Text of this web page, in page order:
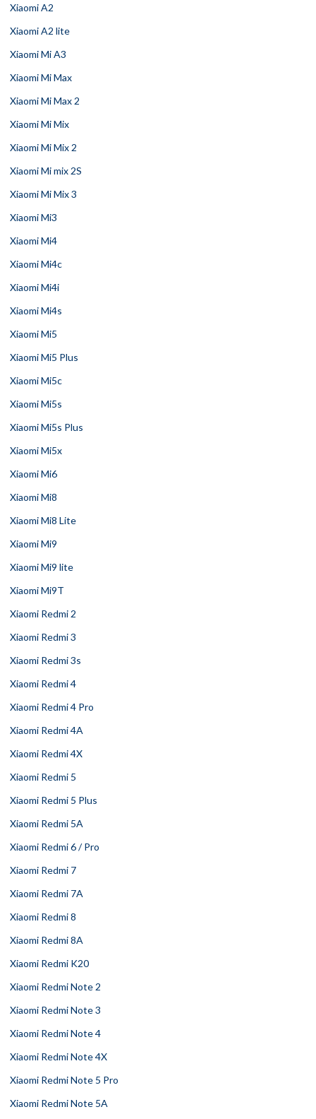
Xiaomi A2
Xiaomi A2 lite
Xiaomi Mi A3
Xiaomi Mi Max
Xiaomi Mi Max 2
Xiaomi Mi Mix
Xiaomi Mi Mix 2
Xiaomi Mi mix 2S
Xiaomi Mi Mix 3
Xiaomi Mi3
Xiaomi Mi4
Xiaomi Mi4c
Xiaomi Mi4i
Xiaomi Mi4s
Xiaomi Mi5
Xiaomi Mi5 Plus
Xiaomi Mi5c
Xiaomi Mi5s
Xiaomi Mi5s Plus
Xiaomi Mi5x
Xiaomi Mi6
Xiaomi Mi8
Xiaomi Mi8 Lite
Xiaomi Mi9
Xiaomi Mi9 lite
Xiaomi Mi9T
Xiaomi Redmi 2
Xiaomi Redmi 3
Xiaomi Redmi 3s
Xiaomi Redmi 4
Xiaomi Redmi 4 Pro
Xiaomi Redmi 4A
Xiaomi Redmi 4X
Xiaomi Redmi 5
Xiaomi Redmi 5 Plus
Xiaomi Redmi 5A
Xiaomi Redmi 6 / Pro
Xiaomi Redmi 7
Xiaomi Redmi 7A
Xiaomi Redmi 8
Xiaomi Redmi 8A
Xiaomi Redmi K20
Xiaomi Redmi Note 2
Xiaomi Redmi Note 3
Xiaomi Redmi Note 4
Xiaomi Redmi Note 4X
Xiaomi Redmi Note 5 Pro
Xiaomi Redmi Note 5A